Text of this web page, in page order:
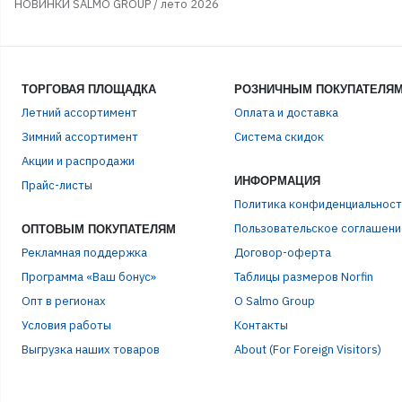
НОВИНКИ SALMO GROUP / лето 2026
ТОРГОВАЯ ПЛОЩАДКА
Летний ассортимент
Зимний ассортимент
Акции и распродажи
Прайс-листы
ОПТОВЫМ ПОКУПАТЕЛЯМ
Рекламная поддержка
Программа «Ваш бонус»
Опт в регионах
Условия работы
Выгрузка наших товаров
РОЗНИЧНЫМ
Оплата и доставка
Система скидок
ИНФОРМАЦИЯ
Политика
Пользовательское
Договор-оферта
Таблицы размеров Norfin
О Salmo Group
Контакты
About (For Foreign Visitors)